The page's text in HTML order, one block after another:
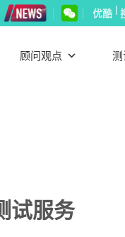
优酷|
顾问观点 测
试服务